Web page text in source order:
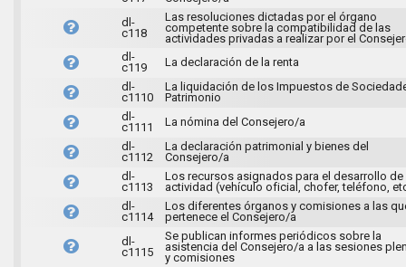
dl-
c118
Las resoluciones dictadas por el órgano
competente sobre la compatibilidad de las
actividades privadas a realizar por el
dl-
c119
La declaración de la renta
dl-
c1110
La liquidación de los Impuestos de
Patrimonio
dl-
c1111
La nómina del Consejero/a
dl-
c1112
La declaración patrimonial y bienes del
Consejero/a
dl-
c1113
Los recursos asignados para el desarrollo de
actividad (vehículo oficial, chofer, teléfono,
dl-
c1114
Los diferentes órganos y comisiones a las
pertenece el Consejero/a
dl-
c1115
Se publican informes periódicos sobre la
asistencia del Consejero/a a las sesiones
y comisiones